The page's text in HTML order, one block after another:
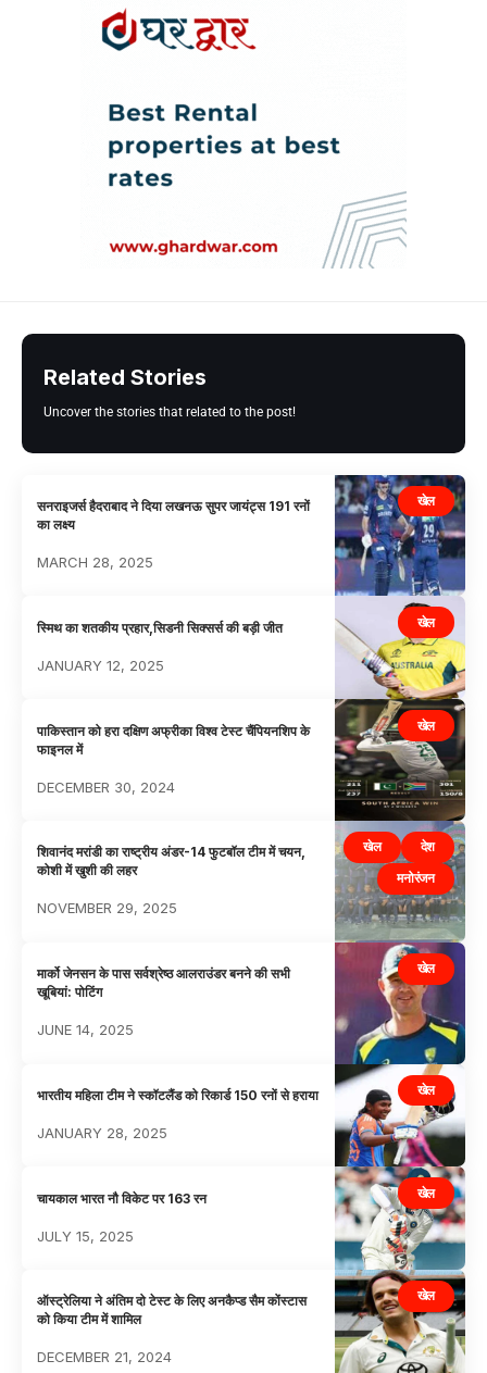
Related Stories
Uncover the stories that related to the post!
खेल
सनराइजर्स हैदराबाद ने दिया लखनऊ सुपर जायंट्स 191 रनों
का लक्ष्य
MARCH 28, 2025
खेल
स्मिथ का शतकीय प्रहार,सिडनी सिक्सर्स की बड़ी जीत
JANUARY 12, 2025
खेल
पाकिस्तान को हरा दक्षिण अफ्रीका विश्व टेस्ट चैंपियनशिप के
फाइनल में
DECEMBER 30, 2024
खेल
देश
मनोरंजन
शिवानंद मरांडी का राष्ट्रीय अंडर-14 फुटबॉल टीम में चयन,
कोशी में खुशी की लहर
NOVEMBER 29, 2025
खेल
मार्को जेनसन के पास सर्वश्रेष्ठ आलराउंडर बनने की सभी
खूबियां: पोटिंग
JUNE 14, 2025
खेल
भारतीय महिला टीम ने स्कॉटलैंड को रिकार्ड 150 रनों से हराया
JANUARY 28, 2025
खेल
चायकाल भारत नौ विकेट पर 163 रन
JULY 15, 2025
खेल
ऑस्ट्रेलिया ने अंतिम दो टेस्ट के लिए अनकैप्ड सैम कोंस्टास
को किया टीम में शामिल
DECEMBER 21, 2024